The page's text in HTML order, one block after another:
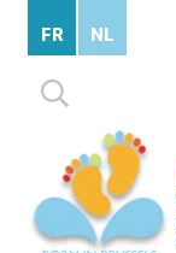
contenu
principal
Rechercher :
FR NL